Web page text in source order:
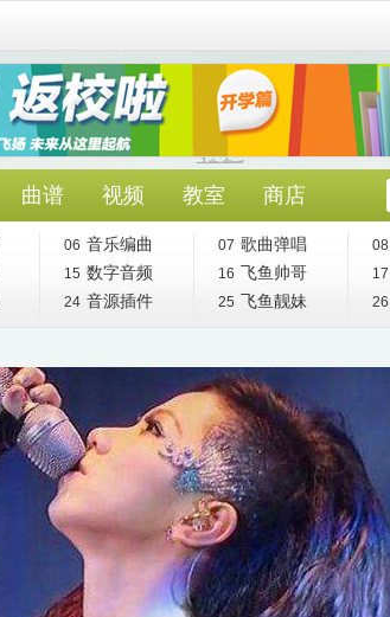
曲谱 视频 教室 商店
06 音乐编曲 07 歌曲弹唱 08
15 数字音频 16 飞鱼帅哥 17
24 音源插件 25 飞鱼靓妹 26